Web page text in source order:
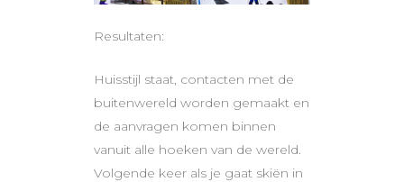
Resultaten:
Huisstijl staat, contacten met de
buitenwereld worden gemaakt en
de aanvragen komen binnen
vanuit alle hoeken van de wereld.
Volgende keer als je gaat skiën in